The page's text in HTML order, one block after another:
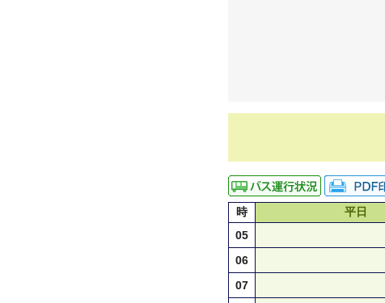
時 平日
05
06
07